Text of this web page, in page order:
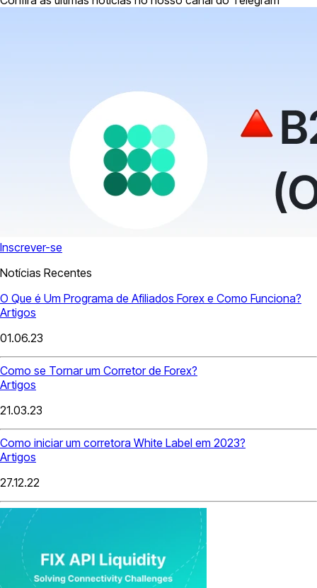
Inscrever-se
Notícias Recentes
O Que é Um Programa de Afiliados Forex e Como Funciona?
Artigos
01.06.23
Como se Tornar um Corretor de Forex?
Artigos
21.03.23
Como iniciar um corretora White Label em 2023?
Artigos
27.12.22